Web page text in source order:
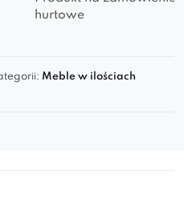
hurtowe
Meble w ilościach